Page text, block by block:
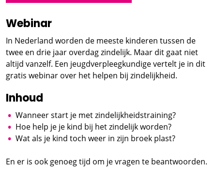
Webinar
In Nederland worden de meeste kinderen tussen de
twee en drie jaar overdag zindelijk. Maar dit gaat niet
altijd vanzelf. Een jeugdverpleegkundige vertelt je in dit
gratis webinar over het helpen bij zindelijkheid.
Inhoud
Wanneer start je met zindelijkheidstraining?
Hoe help je je kind bij het zindelijk worden?
Wat als je kind toch weer in zijn broek plast?
En er is ook genoeg tijd om je vragen te beantwoorden.